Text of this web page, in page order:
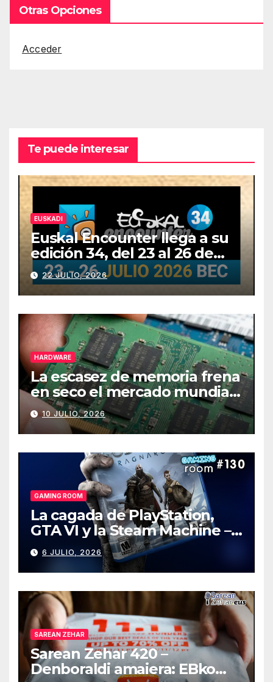
Otras Opciones
Acceder
Te puede interesar
EUSKADI
Euskal Encounter llega a su
edición 34, del 23 al 26 de
julio
22 JULIO, 2026
HARDWARE
La escasez de memoria frena
en seco el mercado mundial
de PCs
10 JULIO, 2026
GAMING ROOM
La cagada de PlayStation,
GTA VI y la Steam Machine –
Gaming Room #130
6 JULIO, 2026
SAREAN ZEHAR
Sarean Zehar 420 –
Denboraldi amaiera: EBko